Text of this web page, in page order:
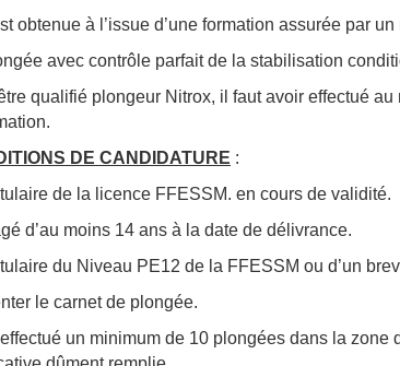
obtenue à l’issue d’une formation assurée par
avec contrôle parfait de la stabilisation
qualifié plongeur Nitrox, il faut avoir effectué
DE CANDIDATURE :
de la licence FFESSM. en cours de validité.
d’au moins 14 ans à la date de délivrance.
du Niveau PE12 de la FFESSM ou d’un
le carnet de plongée.
un minimum de 10 plongées dans la